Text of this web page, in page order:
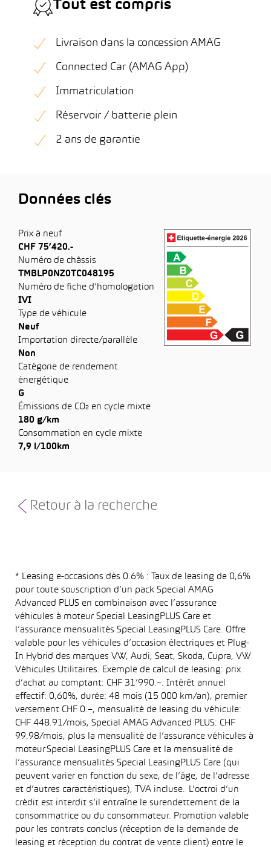
Tout est compris
Livraison dans la concession AMAG
Connected Car (AMAG App)
Immatriculation
Réservoir / batterie plein
2 ans de garantie
Données clés
Prix à neuf
CHF 75’420.-
Numéro de châssis
TMBLP0NZ0TC048195
Numéro de fiche d’homologation
IVI
Type de véhicule
Neuf
Importation directe/parallèle
Non
Catégorie de rendement
énergétique
G
Émissions de CO₂ en cycle mixte
180 g/km
Consommation en cycle mixte
7,9 l/100km
Retour à la recherche
* Leasing e-occasions dès 0.6% : Taux de leasing de 0,6%
pour toute souscription d’un pack Special AMAG
Advanced PLUS en combinaison avec l’assurance
véhicules à moteur Special LeasingPLUS Care et
l’assurance mensualités Special LeasingPLUS Care. Offre
valable pour les véhicules d’occasion électriques et Plug-
In Hybrid des marques VW, Audi, Seat, Skoda, Cupra, VW
Véhicules Utilitaires. Exemple de calcul de leasing: prix
d’achat au comptant: CHF 31’990.–. Intérêt annuel
effectif: 0,60%, durée: 48 mois (15 000 km/an), premier
versement CHF 0.–, mensualité de leasing du véhicule:
CHF 448.91/mois, Special AMAG Advanced PLUS: CHF
99.98/mois, plus la mensualité de l’assurance véhicules à
moteur Special LeasingPLUS Care et la mensualité de
l’assurance mensualités Special LeasingPLUS Care (qui
peuvent varier en fonction du sexe, de l’âge, de l’adresse
et d’autres caractéristiques), TVA incluse. L’octroi d’un
crédit est interdit s’il entraîne le surendettement de la
consommatrice ou du consommateur. Promotion valable
pour les contrats conclus (réception de la demande de
leasing et réception du contrat de vente client) entre le